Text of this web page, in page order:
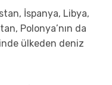
İspanya, Libya,
Polonya’nın da
ülkeden deniz